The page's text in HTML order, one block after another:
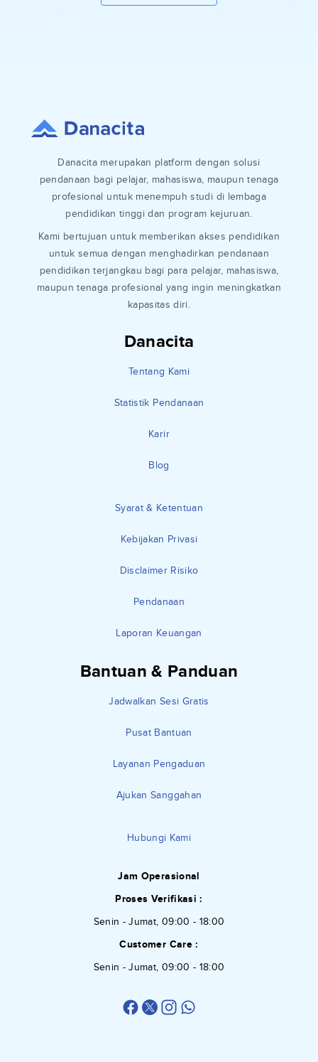
Danacita
Tentang Kami
Statistik Pendanaan
Karir
Blog
Syarat & Ketentuan
Kebijakan Privasi
Disclaimer Risiko
Pendanaan
Laporan Keuangan
Bantuan & Panduan
Jadwalkan Sesi Gratis
Pusat Bantuan
Layanan Pengaduan
Ajukan Sanggahan
Hubungi Kami
Jam Operasional
Proses Verifikasi :
Senin - Jumat, 09:00 - 18:00
Customer Care :
Senin - Jumat, 09:00 - 18:00
Danacita merupakan platform dengan solusi
pendanaan bagi pelajar, mahasiswa, maupun tenaga
profesional untuk menempuh studi di lembaga
pendidikan tinggi dan program kejuruan.
Kami bertujuan untuk memberikan akses pendidikan
untuk semua dengan menghadirkan pendanaan
pendidikan terjangkau bagi para pelajar, mahasiswa,
maupun tenaga profesional yang ingin meningkatkan
kapasitas diri.